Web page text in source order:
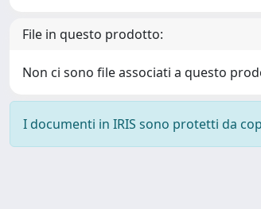
File in questo prodotto:
Non ci sono file associati a questo
I documenti in IRIS sono protetti da